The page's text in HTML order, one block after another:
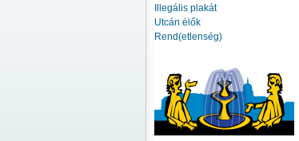
Illegális plakát
Utcán élők
Rend(etlenség)